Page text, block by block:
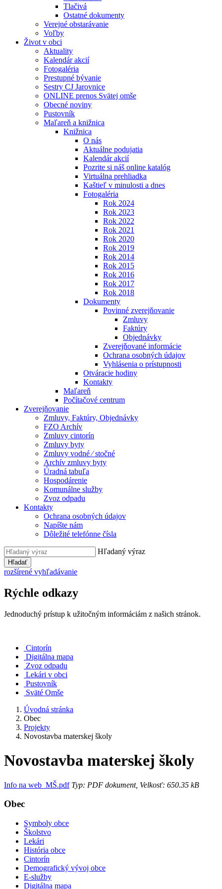
Tlačivá
Ostatné dokumenty
Verejné obstarávanie
Voľby
Život v obci
Aktuality
Kalendár akcií
Fotogaléria
Prestupné bývanie
Sestry CJ Jarovnice
ONLINE prenos Svätej omše
Obecné noviny
Pustovník
Maľareň a knižnica
Knižnica
O nás
Aktuálne podujatia
Kalendár akcií
Pozrite si náš online katalóg
Virtuálna prehliadka
Kaštieľ v minulosti a dnes
Fotogaléria
Rok 2024
Rok 2023
Rok 2022
Rok 2021
Rok 2020
Rok 2019
Rok 2014
Rok 2015
Rok 2016
Rok 2017
Rok 2018
Dokumenty
Povinné zverejňovanie
Zmluvy
Faktúry
Objednávky
Zverejňované informácie
Ochrana osobných údajov
Vyhlásenia o prístupnosti
Otváracie hodiny
Kontakty
Maľareň
Počítačové centrum
Zverejňovanie
Zmluvy, Faktúry, Objednávky
FZO Archív
Zmluvy cintorín
Zmluvy byty
Zmluvy vodné ⁄ stočné
Archív zmluvy byty
Úradná tabuľa
Hospodárenie
Komunálne služby
Zvoz odpadu
Kontakty
Ochrana osobných údajov
Napíšte nám
Dôležité telefónne čísla
Hľadaný výraz
Hľadať
rozšírené vyhľadávanie
Rýchle odkazy
Jednoduchý prístup k užitočným informáciám z našich stránok.
Cintorín
Digitálna mapa
Zvoz odpadu
Lekári v obci
Pustovník
Sväté Omše
Úvodná stránka
Obec
Projekty
Novostavba materskej školy
Novostavba materskej školy
Info na web_MŠ.pdfTyp: PDF dokument, Velkosť: 650.35 kB
Obec
Symboly obce
Školstvo
Lekári
História obce
Cintorín
Demografický vývoj obce
E-služby
Digitálna mapa